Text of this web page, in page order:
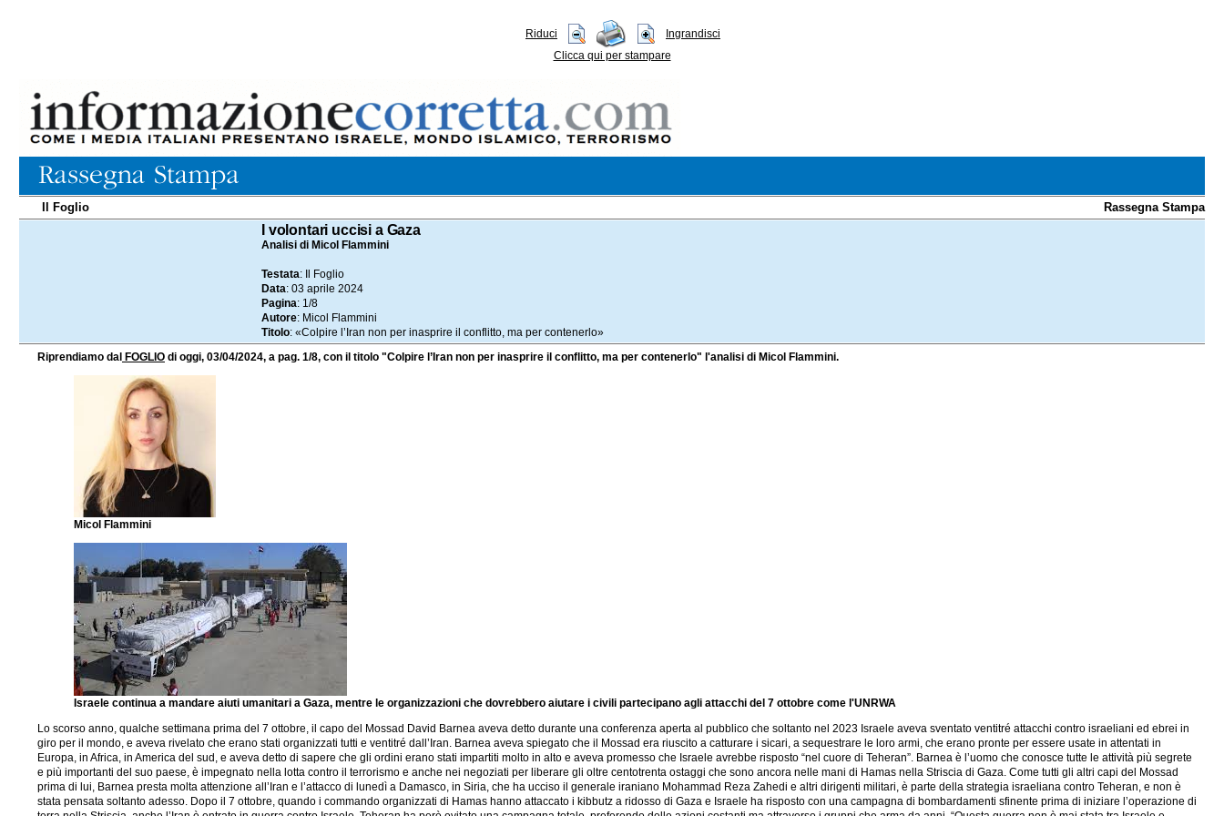
Riduci
Ingrandisci
Clicca qui per stampare
Il Foglio Rassegna Stampa
I volontari uccisi a Gaza
Analisi di Micol Flammini
Testata: Il Foglio
Data: 03 aprile 2024
Pagina: 1/8
Autore: Micol Flammini
Titolo: «Colpire l’Iran non per inasprire il conflitto, ma per contenerlo»
Riprendiamo dal FOGLIO di oggi, 03/04/2024, a pag. 1/8, con il titolo "Colpire l’Iran non per inasprire il conflitto, ma per contenerlo" l'analisi di Micol Flammini.
Micol Flammini
Israele continua a mandare aiuti umanitari a Gaza, mentre le organizzazioni che dovrebbero aiutare i civili partecipano agli attacchi del 7 ottobre come l'UNRWA
Lo scorso anno, qualche settimana prima del 7 ottobre, il capo del Mossad David Barnea aveva detto durante una conferenza aperta al pubblico che soltanto nel 2023 Israele aveva sventato ventitré attacchi contro israeliani ed ebrei in
giro per il mondo, e aveva rivelato che erano stati organizzati tutti e ventitré dall’Iran. Barnea aveva spiegato che il Mossad era riuscito a catturare i sicari, a sequestrare le loro armi, che erano pronte per essere usate in attentati in
Europa, in Africa, in America del sud, e aveva detto di sapere che gli ordini erano stati impartiti molto in alto e aveva promesso che Israele avrebbe risposto “nel cuore di Teheran”. Barnea è l’uomo che conosce tutte le attività più segrete
e più importanti del suo paese, è impegnato nella lotta contro il terrorismo e anche nei negoziati per liberare gli oltre centotrenta ostaggi che sono ancora nelle mani di Hamas nella Striscia di Gaza. Come tutti gli altri capi del Mossad
prima di lui, Barnea presta molta attenzione all’Iran e l’attacco di lunedì a Damasco, in Siria, che ha ucciso il generale iraniano Mohammad Reza Zahedi e altri dirigenti militari, è parte della strategia israeliana contro Teheran, e non è
stata pensata soltanto adesso. Dopo il 7 ottobre, quando i commando organizzati di Hamas hanno attaccato i kibbutz a ridosso di Gaza e Israele ha risposto con una campagna di bombardamenti sfinente prima di iniziare l’operazione di